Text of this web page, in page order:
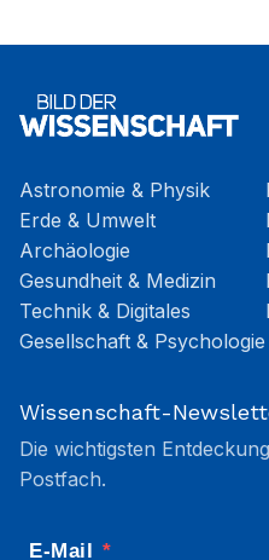
Astronomie & Physik
Erde & Umwelt
Archäologie
Gesundheit & Medizin
Technik & Digitales
Gesellschaft & Psychologie
Wissenschaft-
Die wichtigsten
Postfach.